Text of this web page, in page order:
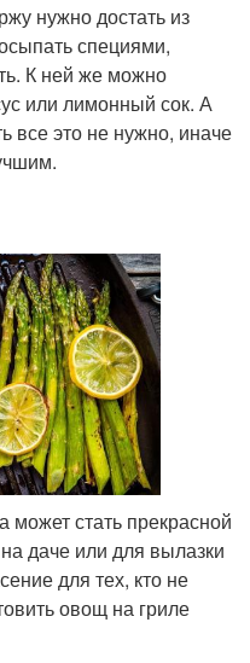
нужно достать из
специями,
К ней же можно
или лимонный сок. А
все это не нужно, иначе
стать прекрасной
даче или для вылазки
для тех, кто не
овощ на гриле